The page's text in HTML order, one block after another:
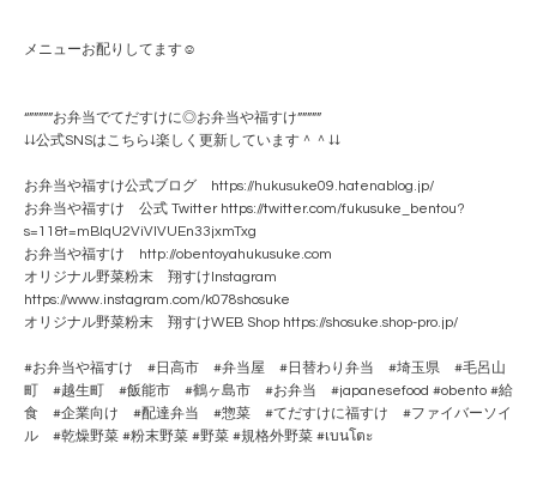
メニューお配りしてます☺️
“”””””お弁当でてだすけに◎お弁当や福すけ”””””
↓↓公式SNSはこちら↓楽しく更新しています＾＾↓↓
お弁当や福すけ公式ブログ https://hukusuke09.hatenablog.jp/
お弁当や福すけ 公式 Twitter https://twitter.com/fukusuke_bentou?
s=11&t=mBlqU2ViVlVUEn33jxmTxg
お弁当や福すけ http://obentoyahukusuke.com
オリジナル野菜粉末 翔すけInstagram
https://www.instagram.com/k078shosuke
オリジナル野菜粉末 翔すけWEB Shop https://shosuke.shop-pro.jp/
#お弁当や福すけ #日高市 #弁当屋 #日替わり弁当 #埼玉県 #毛呂山
町 #越生町 #飯能市 #鶴ヶ島市 #お弁当 #japanesefood #obento #給
食 #企業向け #配達弁当 #惣菜 #てだすけに福すけ #ファイバーソイ
ル #乾燥野菜 #粉末野菜 #野菜 #規格外野菜 #เบนโตะ